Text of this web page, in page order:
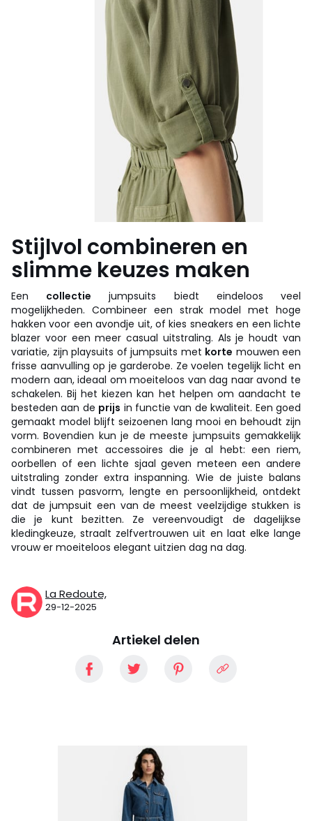
Stijlvol combineren en
slimme keuzes maken
Een collectie jumpsuits biedt eindeloos veel
mogelijkheden. Combineer een strak model met hoge
hakken voor een avondje uit, of kies sneakers en een lichte
blazer voor een meer casual uitstraling. Als je houdt van
variatie, zijn playsuits of jumpsuits met korte mouwen een
frisse aanvulling op je garderobe. Ze voelen tegelijk licht en
modern aan, ideaal om moeiteloos van dag naar avond te
schakelen. Bij het kiezen kan het helpen om aandacht te
besteden aan de prijs in functie van de kwaliteit. Een goed
gemaakt model blijft seizoenen lang mooi en behoudt zijn
vorm. Bovendien kun je de meeste jumpsuits gemakkelijk
combineren met accessoires die je al hebt: een riem,
oorbellen of een lichte sjaal geven meteen een andere
uitstraling zonder extra inspanning. Wie de juiste balans
vindt tussen pasvorm, lengte en persoonlijkheid, ontdekt
dat de jumpsuit een van de meest veelzijdige stukken is
die je kunt bezitten. Ze vereenvoudigt de dagelijkse
kledingkeuze, straalt zelfvertrouwen uit en laat elke lange
vrouw er moeiteloos elegant uitzien dag na dag.
La Redoute,
29-12-2025
Artiekel delen